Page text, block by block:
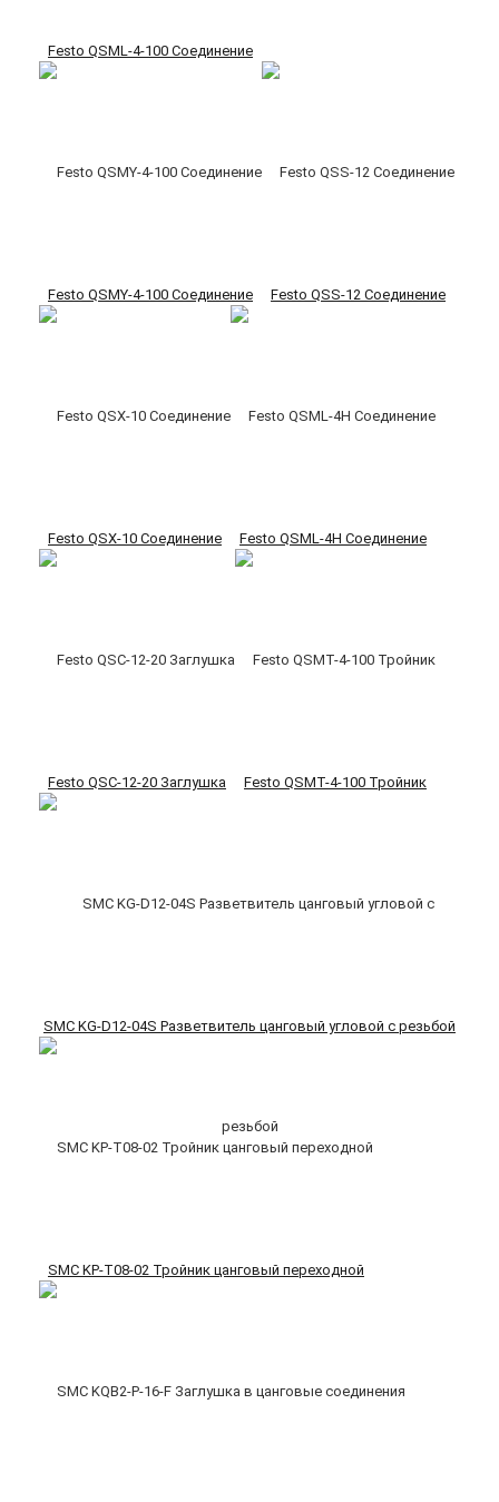
Festo QSML-4-100 Соединение
Festo QSMY-4-100 Соединение Festo QSS-12 Соединение
Festo QSX-10 Соединение Festo QSML-4H Соединение
Festo QSC-12-20 Заглушка Festo QSMT-4-100 Тройник
SMC KG-D12-04S Разветвитель цанговый угловой с резьбой
SMC KP-T08-02 Тройник цанговый переходной